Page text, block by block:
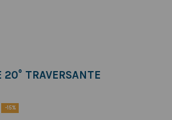
TRAVERSANTE
-15%